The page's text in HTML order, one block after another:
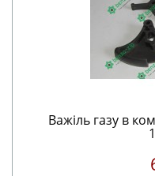
Важіль газу в